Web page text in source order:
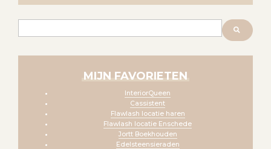
MIJN FAVORIETEN
InteriorQueen
Cassistent
Flawlash locatie haren
Flawlash locatie Enschede
Jortt Boekhouden
Edelsteensieraden